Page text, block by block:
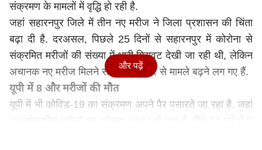
संक्रमण के मामलों में वृद्धि हो रही है.
जहां सहारनपुर जिले में तीन नए मरीज ने जिला प्रशासन की चिंता
बढ़ा दी है. दरअसल, पिछले 25 दिनों से सहारनपुर में कोरोना से
संक्रमित मरीजों की संख्या में भारी गिरावट देखी जा रही थी, लेकिन
अचानक नए मरीज मिलने से एक बार फिर से मामले बढ़ने लग गए हैं.
यूपी में 8 और मरीजों की मौत
यूपी में भी कोविड-19 का संक्रमण अपने पैर पसारते जा रहा है. जहां
और पढ़ें